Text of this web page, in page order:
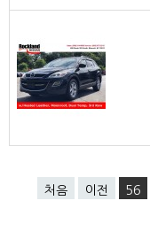
처음 이전 56